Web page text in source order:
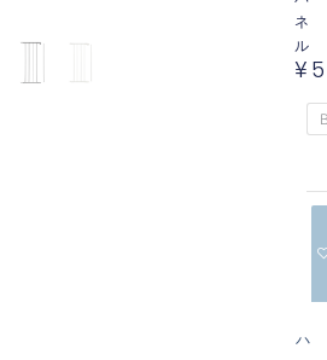
ネ
ル
¥
ハ